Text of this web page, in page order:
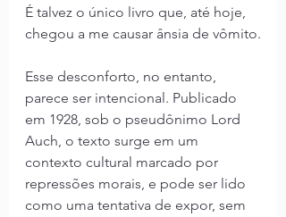
É talvez o único livro que, até hoje,
chegou a me causar ânsia de vômito.
Esse desconforto, no entanto,
parece ser intencional. Publicado
em 1928, sob o pseudônimo Lord
Auch, o texto surge em um
contexto cultural marcado por
repressões morais, e pode ser lido
como uma tentativa de expor, sem